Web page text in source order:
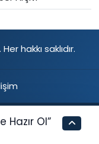
hakkı saklıdır.
Ol”